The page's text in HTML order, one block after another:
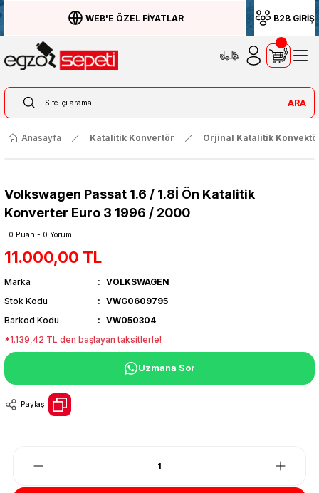
WEB'E ÖZEL FİYATLAR B2B GİRİŞ
ARA
Anasayfa Katalitik Konvertör Orjinal Katalitik
Volkswagen Passat 1.6 / 1.8İ Ön Katalitik
Konverter Euro 3 1996 / 2000
0 Puan - 0 Yorum
11.000,00 TL
Marka
VOLKSWAGEN
Stok Kodu
VWG0609795
Barkod Kodu
VW050304
*1.139,42 TL den başlayan taksitlerle!
Uzmana Sor
Paylaş